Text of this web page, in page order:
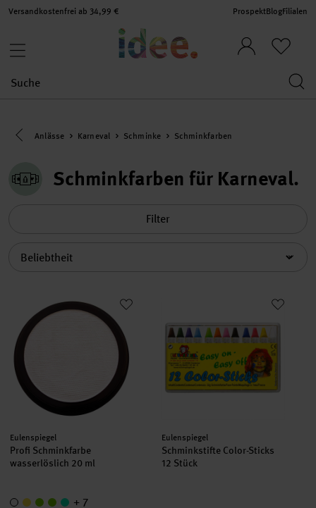
Versandkostenfrei ab 34,99 € ProspektBlogFilialen
Eine Kategorie zurück navigieren
Anlässe Karneval Schminke Schminkfarben
Schminkfarben für Karneval
Filter
Profi Schminkfarbe wasserlöslich 20 ml
Hersteller:
Eulenspiegel
Profi Schminkfarbe
wasserlöslich 20 ml
+ 7
Schminkstifte Color-Sticks 12
Hersteller:
Eulenspiegel
Schminkstifte Color-Sticks
12 Stück